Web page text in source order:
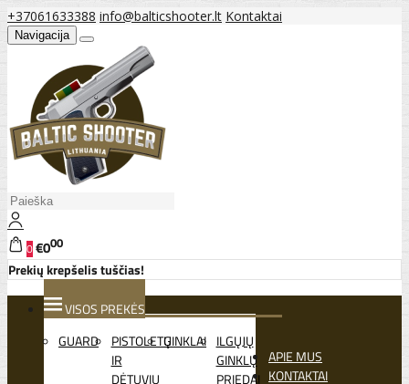
+37061633388 info@balticshooter.lt Kontaktai
Navigacija
0€000
Prekių krepšelis tuščias!
VISOS PREKĖS
GUARD
PISTOLETŲ
IR
DĖTUVIŲ
GINKLAI ILGŲJŲ
GINKLŲ
PRIEDAI
APIE MUS
KONTAKTAI